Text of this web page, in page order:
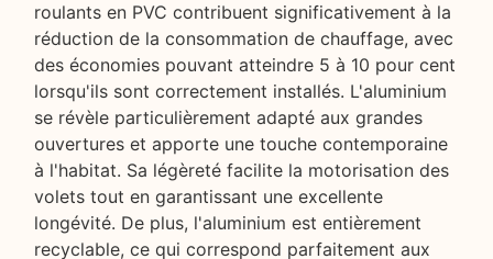
roulants en PVC contribuent significativement à la
réduction de la consommation de chauffage, avec
des économies pouvant atteindre 5 à 10 pour cent
lorsqu'ils sont correctement installés. L'aluminium
se révèle particulièrement adapté aux grandes
ouvertures et apporte une touche contemporaine
à l'habitat. Sa légèreté facilite la motorisation des
volets tout en garantissant une excellente
longévité. De plus, l'aluminium est entièrement
recyclable, ce qui correspond parfaitement aux